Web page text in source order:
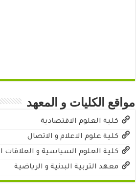
مواقع الكليات و المعهد
كلية العلوم الاقتصادية
كلية علوم الاعلام و الاتصال
كلية العلوم السياسية و العلاقات
معهد التربية البدنية و الرياضية